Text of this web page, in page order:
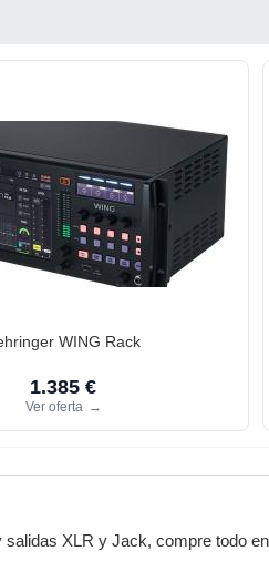
WING Rack
1.385 €
Ver oferta →
XLR y Jack, compre todo